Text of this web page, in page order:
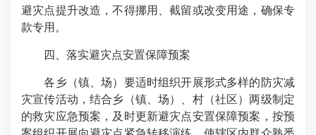
避灾点提升改造，不得挪用、截留或改变用途，确保专
款专用。
四、落实避灾点安置保障预案
各乡（镇、场）要适时组织开展形式多样的防灾减
灾宣传活动，结合乡（镇、场）、村（社区）两级制定
的救灾应急预案，及时更新避灾点安置保障预案，按预